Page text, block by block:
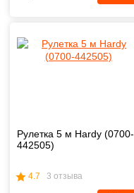
Рулетка 5 м Hardy (0700-
442505)
4.7 3 отзыва